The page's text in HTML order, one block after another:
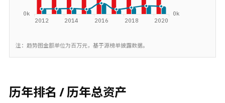
注：趋势图金额单位为百万元，基于源榜单披露数据。
历年排名 / 历年总资产